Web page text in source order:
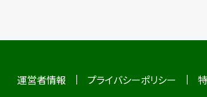
運営者情報 プライバシーポリシー